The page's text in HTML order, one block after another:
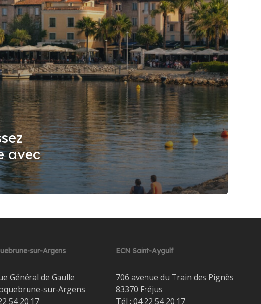
avec
sur-Argens
Général de Gaulle
sur-Argens
54 20 17
ECN Saint-Aygulf
706 avenue du Train des Pignès
83370 Fréjus
Tél : 04 22 54 20 17